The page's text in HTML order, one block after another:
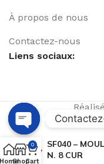
À propos de nous
Contactez-nous
Liens sociaux:
SF040 –
N. 8 CUR
HomeShop
0
Cart
Open
chaty